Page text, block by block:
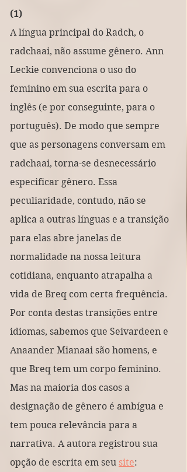
(1)
A língua principal do Radch, o
radchaai, não assume gênero. Ann
Leckie convenciona o uso do
feminino em sua escrita para o
inglês (e por conseguinte, para o
português). De modo que sempre
que as personagens conversam em
radchaai, torna-se desnecessário
especificar gênero. Essa
peculiaridade, contudo, não se
aplica a outras línguas e a transição
para elas abre janelas de
normalidade na nossa leitura
cotidiana, enquanto atrapalha a
vida de Breq com certa frequência.
Por conta destas transições entre
idiomas, sabemos que Seivardeen e
Anaander Mianaai são homens, e
que Breq tem um corpo feminino.
Mas na maioria dos casos a
designação de gênero é ambígua e
tem pouca relevância para a
narrativa. A autora registrou sua
opção de escrita em seu site: